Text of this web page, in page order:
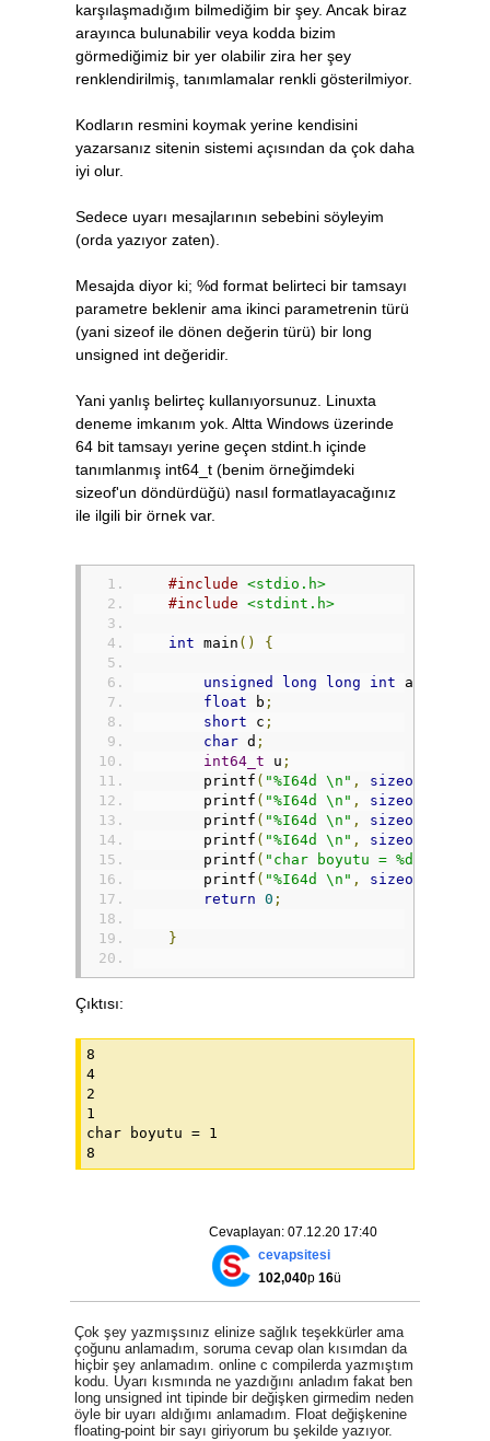
karşılaşmadığım bilmediğim bir şey. Ancak biraz
arayınca bulunabilir veya kodda bizim
görmediğimiz bir yer olabilir zira her şey
renklendirilmiş, tanımlamalar renkli gösterilmiyor.
Kodların resmini koymak yerine kendisini
yazarsanız sitenin sistemi açısından da çok daha
iyi olur.
Sedece uyarı mesajlarının sebebini söyleyim
(orda yazıyor zaten).
Mesajda diyor ki; %d format belirteci bir tamsayı
parametre beklenir ama ikinci parametrenin türü
(yani sizeof ile dönen değerin türü) bir long
unsigned int değeridir.
Yani yanlış belirteç kullanıyorsunuz. Linuxta
deneme imkanım yok. Altta Windows üzerinde
64 bit tamsayı yerine geçen stdint.h içinde
tanımlanmış int64_t (benim örneğimdeki
sizeof'un döndürdüğü) nasıl formatlayacağınız
ile ilgili bir örnek var.
#include <stdio.h>
#include <stdint.h>
int main () {
unsigned long long int a
float b ;
short c ;
char d ;
int64_t u ;
        printf
( "%I64d \n" , sizeof
        printf
( "%I64d \n" , sizeof
        printf
( "%I64d \n" , sizeof
        printf
( "%I64d \n" , sizeof
        printf
( "char boyutu = %d\n"
        printf
( "%I64d \n" , sizeof
return 0 ;
}
Çıktısı:
8
4
2
1
char boyutu = 1
Cevaplayan: 07.12.20 17:40
cevapsitesi
102,040p 16ü
Çok şey yazmışsınız elinize sağlık teşekkürler ama
çoğunu anlamadım, soruma cevap olan kısımdan da
hiçbir şey anlamadım. online c compilerda yazmıştım
kodu. Uyarı kısmında ne yazdığını anladım fakat ben
long unsigned int tipinde bir değişken girmedim neden
öyle bir uyarı aldığımı anlamadım. Float değişkenine
floating-point bir sayı giriyorum bu şekilde yazıyor.